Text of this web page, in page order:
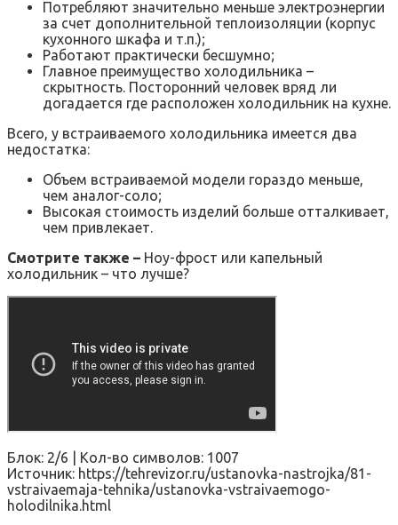
Потребляют значительно меньше электроэнергии
за счет дополнительной теплоизоляции (корпус
кухонного шкафа и т.п.);
Работают практически бесшумно;
Главное преимущество холодильника –
скрытность. Посторонний человек вряд ли
догадается где расположен холодильник на кухне.
Всего, у встраиваемого холодильника имеется два
недостатка:
Объем встраиваемой модели гораздо меньше,
чем аналог-соло;
Высокая стоимость изделий больше отталкивает,
чем привлекает.
Смотрите также – Ноу-фрост или капельный
холодильник – что лучше?
Блок: 2/6 | Кол-во символов: 1007
Источник: https://tehrevizor.ru/ustanovka-nastrojka/81-
vstraivaemaja-tehnika/ustanovka-vstraivaemogo-
holodilnika.html